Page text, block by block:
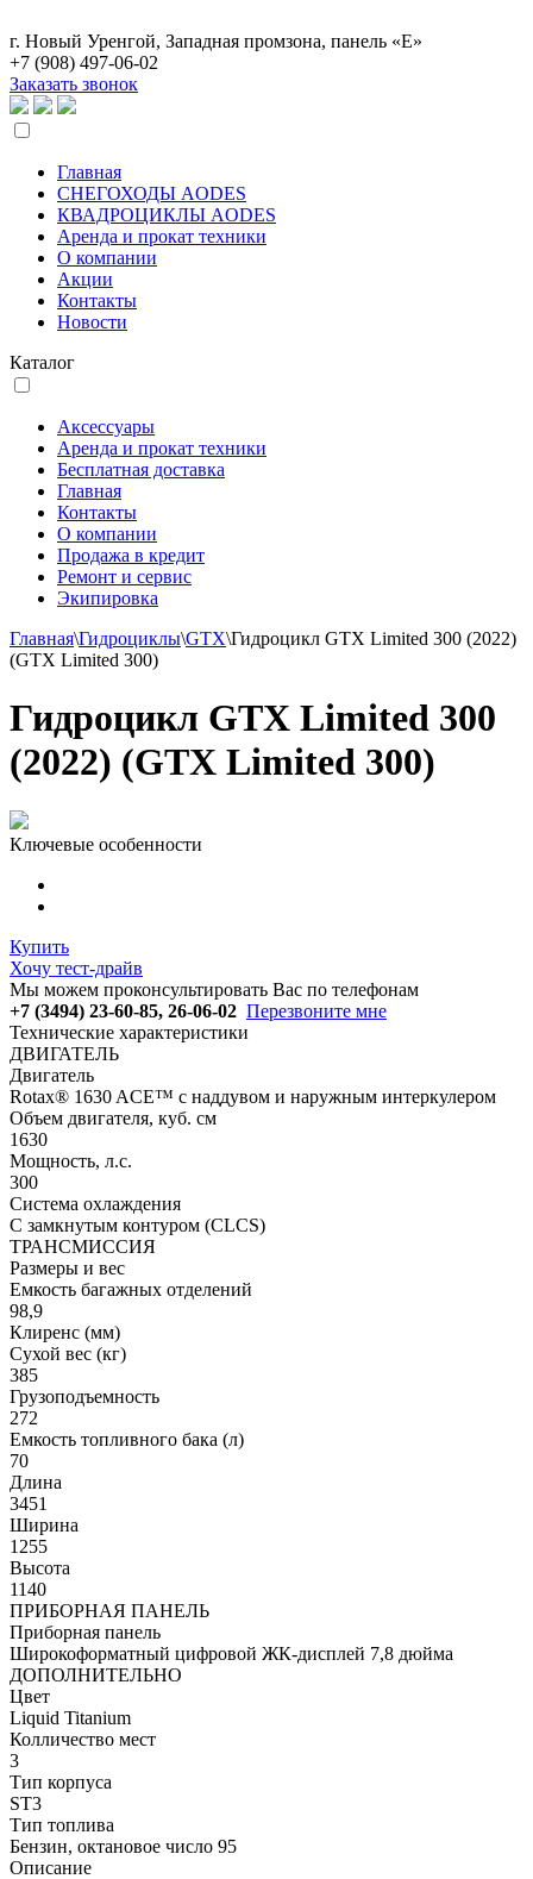
г. Новый Уренгой, Западная промзона, панель «Е»
+7 (908) 497-06-02
Заказать звонок
Главная
СНЕГОХОДЫ AODES
КВАДРОЦИКЛЫ AODES
Аренда и прокат техники
О компании
Акции
Контакты
Новости
Каталог
Аксессуары
Аренда и прокат техники
Бесплатная доставка
Главная
Контакты
О компании
Продажа в кредит
Ремонт и сервис
Экипировка
Главная\Гидроциклы\GTX\Гидроцикл GTX Limited 300 (2022)
(GTX Limited 300)
Гидроцикл GTX Limited 300
(2022) (GTX Limited 300)
Ключевые особенности
Купить
Хочу тест-драйв
Мы можем проконсультировать Вас по телефонам
+7 (3494) 23-60-85, 26-06-02 Перезвоните мне
Технические характеристики
ДВИГАТЕЛЬ
Двигатель
Rotax® 1630 ACE™ c наддувом и наружным интеркулером
Объем двигателя, куб. см
1630
Мощность, л.с.
300
Система охлаждения
С замкнутым контуром (CLCS)
ТРАНСМИССИЯ
Размеры и вес
Емкость багажных отделений
98,9
Клиренс (мм)
Сухой вес (кг)
385
Грузоподъемность
272
Емкость топливного бака (л)
70
Длина
3451
Ширина
1255
Высота
1140
ПРИБОРНАЯ ПАНЕЛЬ
Приборная панель
Широкоформатный цифровой ЖК-дисплей 7,8 дюйма
ДОПОЛНИТЕЛЬНО
Цвет
Liquid Titanium
Колличество мест
3
Тип корпуса
ST3
Тип топлива
Бензин, октановое число 95
Описание